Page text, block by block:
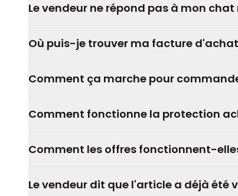
Le vendeur ne répond pas à mon
Où puis-je trouver ma facture
Comment ça marche pour
Comment fonctionne la protection
Comment les offres fonctionnent-
Le vendeur dit que l'article a déjà été